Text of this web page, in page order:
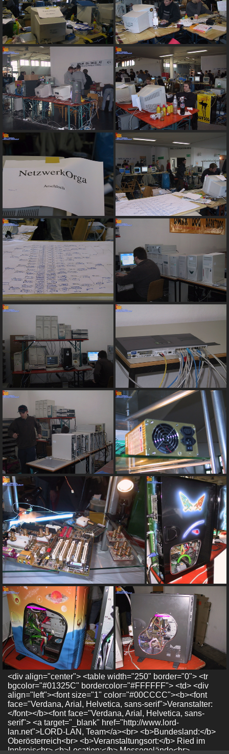
<div align="center"> <table width="250" border="0"> <tr
bgcolor="#01325C" bordercolor="#FFFFFF"> <td> <div
align="left"><font size="1" color="#00CCCC"><b><font
face="Verdana, Arial, Helvetica, sans-serif">Veranstalter:
</font></b><font face="Verdana, Arial, Helvetica, sans-
serif"> <a target="_blank" href="http://www.lord-
lan.net">LORD-LAN, Team</a><br> <b>Bundesland:</b>
Oberösterreich<br> <b>Veranstaltungsort:</b> Ried im
Innkreis<br> <b>Location:</b> Messegelände<br>